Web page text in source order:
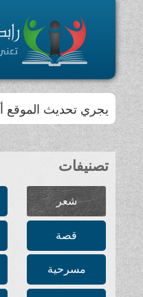
يجري تحديث الموقع
تصنيفات
شعر
قصة
مسرحية